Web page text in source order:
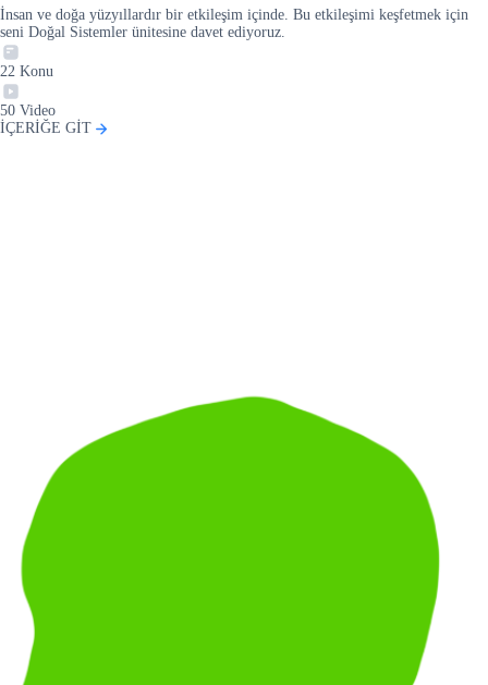
İnsan ve doğa yüzyıllardır bir etkileşim içinde. Bu etkileşimi keşfetmek için
seni Doğal Sistemler ünitesine davet ediyoruz.
22 Konu
50 Video
İÇERİĞE GİT